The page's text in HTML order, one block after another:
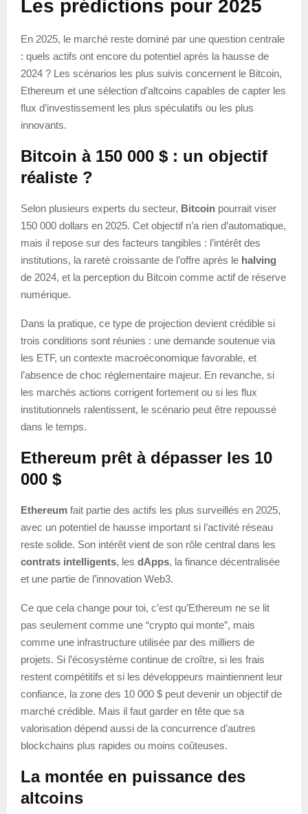
Les prédictions pour 2025
En 2025, le marché reste dominé par une question centrale
: quels actifs ont encore du potentiel après la hausse de
2024 ? Les scénarios les plus suivis concernent le Bitcoin,
Ethereum et une sélection d’altcoins capables de capter les
flux d’investissement les plus spéculatifs ou les plus
innovants.
Bitcoin à 150 000 $ : un objectif
réaliste ?
Selon plusieurs experts du secteur, Bitcoin pourrait viser
150 000 dollars en 2025. Cet objectif n’a rien d’automatique,
mais il repose sur des facteurs tangibles : l’intérêt des
institutions, la rareté croissante de l’offre après le halving
de 2024, et la perception du Bitcoin comme actif de réserve
numérique.
Dans la pratique, ce type de projection devient crédible si
trois conditions sont réunies : une demande soutenue via
les ETF, un contexte macroéconomique favorable, et
l’absence de choc réglementaire majeur. En revanche, si
les marchés actions corrigent fortement ou si les flux
institutionnels ralentissent, le scénario peut être repoussé
dans le temps.
Ethereum prêt à dépasser les 10
000 $
Ethereum fait partie des actifs les plus surveillés en 2025,
avec un potentiel de hausse important si l’activité réseau
reste solide. Son intérêt vient de son rôle central dans les
contrats intelligents, les dApps, la finance décentralisée
et une partie de l’innovation Web3.
Ce que cela change pour toi, c’est qu’Ethereum ne se lit
pas seulement comme une “crypto qui monte”, mais
comme une infrastructure utilisée par des milliers de
projets. Si l’écosystème continue de croître, si les frais
restent compétitifs et si les développeurs maintiennent leur
confiance, la zone des 10 000 $ peut devenir un objectif de
marché crédible. Mais il faut garder en tête que sa
valorisation dépend aussi de la concurrence d’autres
blockchains plus rapides ou moins coûteuses.
La montée en puissance des
altcoins